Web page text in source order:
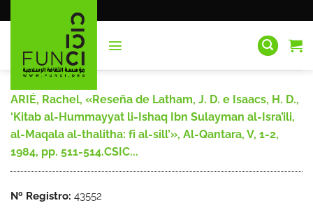
al
ARIÉ, Rachel, «Reseña de Latham, J. D. e Isaacs, H. D.,
‘Kitab al-Hummayyat li-Ishaq Ibn Sulayman al-Isra’ili,
al-Maqala al-thalitha: fi al-sill’», Al-Qantara, V, 1-2,
1984, pp. 511-514.CSIC...
Nº Registro: 43552